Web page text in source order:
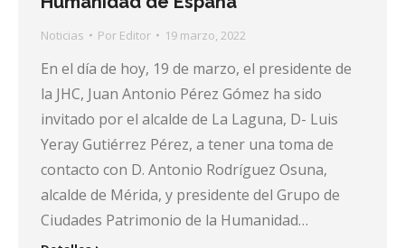
Noticias Por Editor 19 marzo, 2022
En el día de hoy, 19 de marzo, el presidente de
la JHC, Juan Antonio Pérez Gómez ha sido
invitado por el alcalde de La Laguna, D- Luis
Yeray Gutiérrez Pérez, a tener una toma de
contacto con D. Antonio Rodríguez Osuna,
alcalde de Mérida, y presidente del Grupo de
Ciudades Patrimonio de la Humanidad…